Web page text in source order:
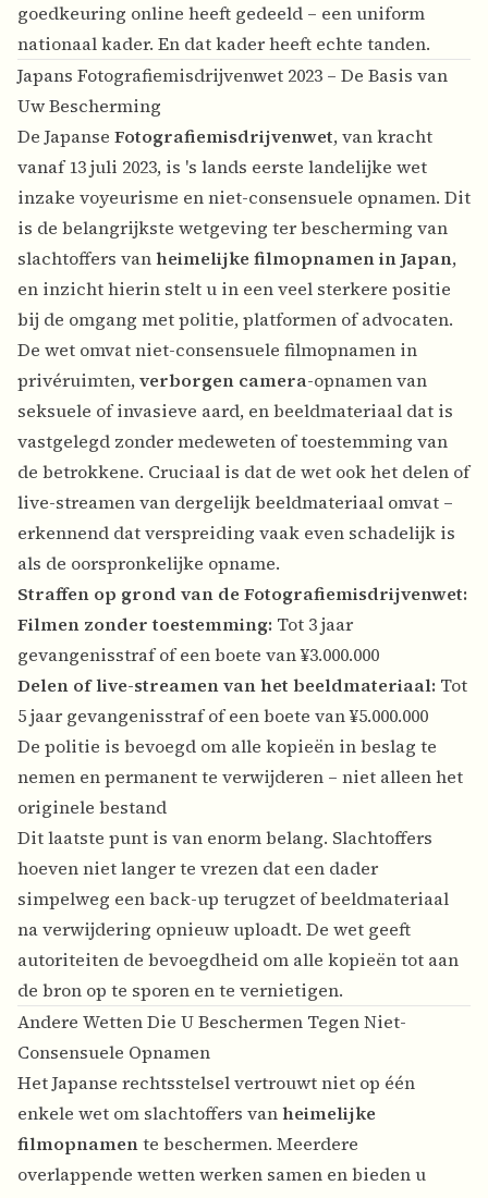
goedkeuring online heeft gedeeld – een uniform
nationaal kader. En dat kader heeft echte tanden.
Japans Fotografiemisdrijvenwet 2023 – De Basis van
Uw Bescherming
De Japanse Fotografiemisdrijvenwet, van kracht
vanaf 13 juli 2023, is 's lands eerste landelijke wet
inzake voyeurisme en niet-consensuele opnamen. Dit
is de belangrijkste wetgeving ter bescherming van
slachtoffers vanheimelijke filmopnamen in Japan,
en inzicht hierin stelt u in een veel sterkere positie
bij de omgang met politie, platformen of advocaten.
De wet omvat niet-consensuele filmopnamen in
privéruimten,verborgen camera-opnamen van
seksuele of invasieve aard, en beeldmateriaal dat is
vastgelegd zonder medeweten of toestemming van
de betrokkene. Cruciaal is dat de wet ook het delen of
live-streamen van dergelijk beeldmateriaal omvat –
erkennend dat verspreiding vaak even schadelijk is
als de oorspronkelijke opname.
Straffen op grond van de Fotografiemisdrijvenwet:
Filmen zonder toestemming: Tot 3 jaar
gevangenisstraf of een boete van ¥3.000.000
Delen of live-streamen van het beeldmateriaal: Tot
5 jaar gevangenisstraf of een boete van ¥5.000.000
De politie is bevoegd om alle kopieën in beslag te
nemen en permanent te verwijderen – niet alleen het
originele bestand
Dit laatste punt is van enorm belang. Slachtoffers
hoeven niet langer te vrezen dat een dader
simpelweg een back-up terugzet of beeldmateriaal
na verwijdering opnieuw uploadt. De wet geeft
autoriteiten de bevoegdheid om alle kopieën tot aan
de bron op te sporen en te vernietigen.
Andere Wetten Die U Beschermen Tegen Niet-
Consensuele Opnamen
Het Japanse rechtsstelsel vertrouwt niet op één
enkele wet om slachtoffers vanheimelijke
filmopnamente beschermen. Meerdere
overlappende wetten werken samen en bieden u